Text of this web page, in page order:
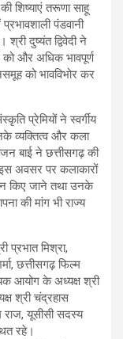
शिष्याएं तरूणा साहू
पंडवानी
दुष्यंत द्विवेदी ने
को और अधिक भावपूर्ण
को भावविभोर कर
प्रेमियों ने स्वर्गीय
व्यक्तित्व और कला
बाई ने छत्तीसगढ़ की
अवसर पर कलाकारों
किए जाने तथा उनके
की मांग भी राज्य
प्रभात मिश्रा,
छत्तीसगढ़ फिल्म
आयोग के अध्यक्ष श्री
श्री चंद्रहास
राज, यूसीसी सदस्य
रहे।